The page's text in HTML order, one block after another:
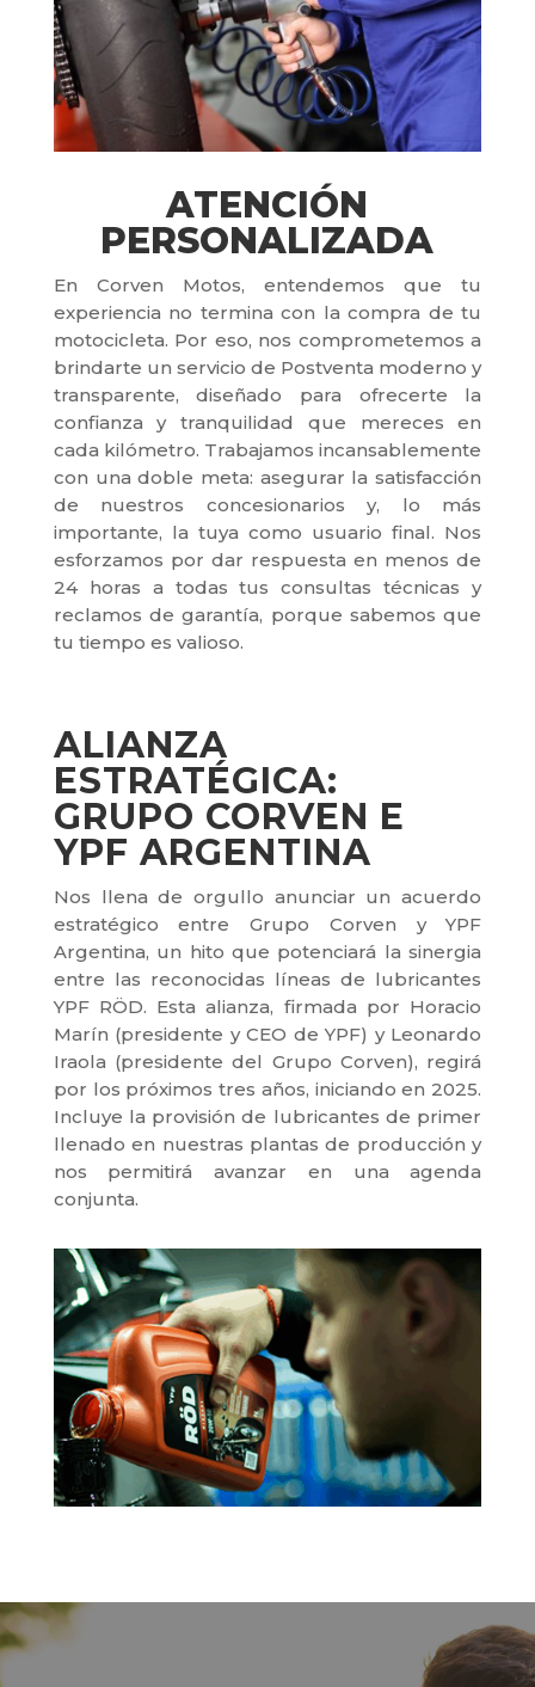
ATENCIÓN
PERSONALIZADA
En Corven Motos, entendemos que tu
experiencia no termina con la compra de tu
motocicleta. Por eso, nos comprometemos a
brindarte un servicio de Postventa moderno y
transparente, diseñado para ofrecerte la
confianza y tranquilidad que mereces en
cada kilómetro. Trabajamos incansablemente
con una doble meta: asegurar la satisfacción
de nuestros concesionarios y, lo más
importante, la tuya como usuario final. Nos
esforzamos por dar respuesta en menos de
24 horas a todas tus consultas técnicas y
reclamos de garantía, porque sabemos que
tu tiempo es valioso.
ALIANZA
ESTRATÉGICA:
GRUPO CORVEN E
YPF ARGENTINA
Nos llena de orgullo anunciar un acuerdo
estratégico entre Grupo Corven y YPF
Argentina, un hito que potenciará la sinergia
entre las reconocidas líneas de lubricantes
YPF RÖD. Esta alianza, firmada por Horacio
Marín (presidente y CEO de YPF) y Leonardo
Iraola (presidente del Grupo Corven), regirá
por los próximos tres años, iniciando en 2025.
Incluye la provisión de lubricantes de primer
llenado en nuestras plantas de producción y
nos permitirá avanzar en una agenda
conjunta.